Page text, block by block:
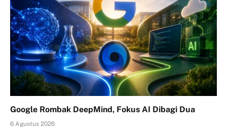
Google Rombak DeepMind, Fokus AI Dibagi Dua
6 Agustus 2026